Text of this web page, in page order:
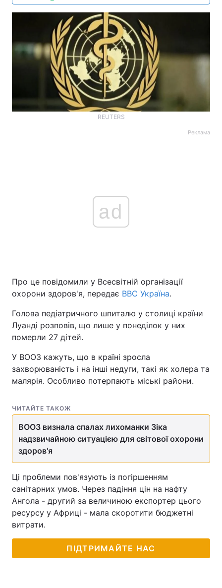
REUTERS
Реклама
ad
Про це повідомили у Всесвітній організації
охорони здоров'я, передає BBC Україна.
Голова педіатричного шпиталю у столиці країни
Луанді розповів, що лише у понеділок у них
померли 27 дітей.
У ВООЗ кажуть, що в країні зросла
захворюваність і на інші недуги, такі як холера та
малярія. Особливо потерпають міські райони.
ЧИТАЙТЕ ТАКОЖ
ВООЗ визнала спалах лихоманки Зіка
надзвичайною ситуацією для світової охорони
здоров'я
Ці проблеми пов'язують із погіршенням
санітарних умов. Через падіння цін на нафту
Ангола - другий за величиною експортер цього
ресурсу у Африці - мала скоротити бюджетні
витрати.
ПІДТРИМАЙТЕ НАС